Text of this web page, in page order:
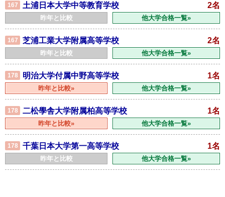
167 土浦日本大学中等教育学校 2名
昨年と比較 他大学合格一覧»
167 芝浦工業大学附属高等学校 2名
昨年と比較 他大学合格一覧»
178 明治大学付属中野高等学校 1名
昨年と比較» 他大学合格一覧»
178 二松學舎大学附属柏高等学校 1名
昨年と比較» 他大学合格一覧»
178 千葉日本大学第一高等学校 1名
昨年と比較 他大学合格一覧»